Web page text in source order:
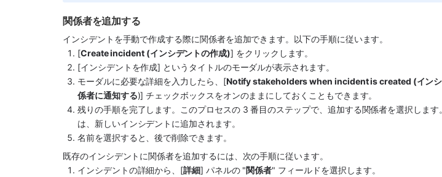
関係者を追加する
インシデントを手動で作成する際に関係者を追加できます。以下の手順に従います。
[Create incident (インシデントの作成)] をクリックします。
[インシデントを作成] というタイトルのモーダルが表示されます。
モーダルに必要な詳細を入力したら、[Notify stakeholders when incident is created (インシ
係者に通知する)] チェックボックスをオンのままにしておくこともできます。
残りの手順を完了します。このプロセスの 3 番目のステップで、追加する関係者を選択します
は、新しいインシデントに追加されます。
名前を選択すると、後で削除できます。
既存のインシデントに関係者を追加するには、次の手順に従います。
インシデントの詳細から、[詳細] パネルの "関係者" フィールドを選択します。